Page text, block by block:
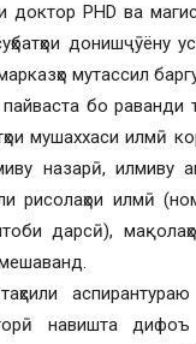
PHD ва
донишҷӯёну
мутассил
бо
мушаххаси илмӣ
назарӣ,
рисолаҳои илмӣ
дарсӣ),
навишта